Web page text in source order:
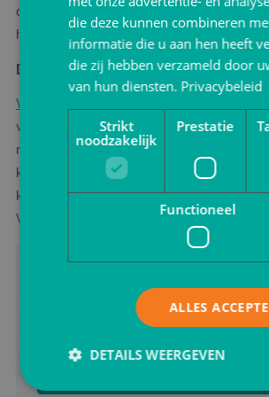
duurzame disposables. Behalve dat deze
het milieu zijn, hebben ze ook een mooie
Duurzame verpakkingen
VerpakkingShop.nlgaat in op de vraag
verpakkingen en heeft haar assortiment
mooi assortimentDuurzame Verpakkingen
kijkje op de website en bestel direct online.
kunt altijdcontactopnemen met het
VerpakkingShop.nl. Zij staan u graag te
Zoek je advies voor het verpakken van
Neem vrijblijvend contact met ons op.
die deze kunnen combineren
informatie die u aan hen heeft
die zij hebben verzameld door
van hun diensten. Privacybeleid
Strikt
noodzakelijk
Prestatie
Functioneel
ALLES
DETAILS WEERGEVEN